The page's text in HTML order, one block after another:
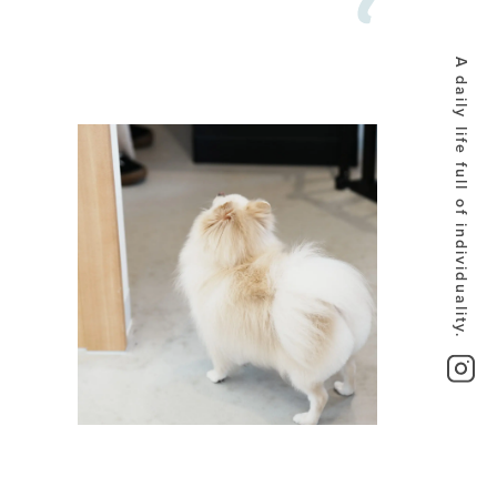
A daily life full of individuality.